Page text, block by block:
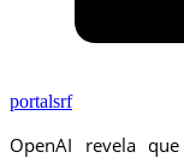
portalsrf
OpenAI revela